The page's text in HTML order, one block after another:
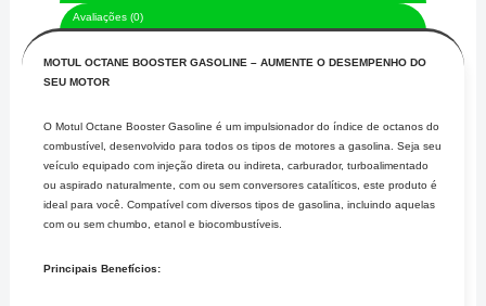
Avaliações (0)
MOTUL OCTANE BOOSTER GASOLINE – AUMENTE O DESEMPENHO DO
SEU MOTOR
O Motul Octane Booster Gasoline é um impulsionador do índice de octanos do
combustível, desenvolvido para todos os tipos de motores a gasolina. Seja seu
veículo equipado com injeção direta ou indireta, carburador, turboalimentado
ou aspirado naturalmente, com ou sem conversores catalíticos, este produto é
ideal para você. Compatível com diversos tipos de gasolina, incluindo aquelas
com ou sem chumbo, etanol e biocombustíveis.
Principais Benefícios: